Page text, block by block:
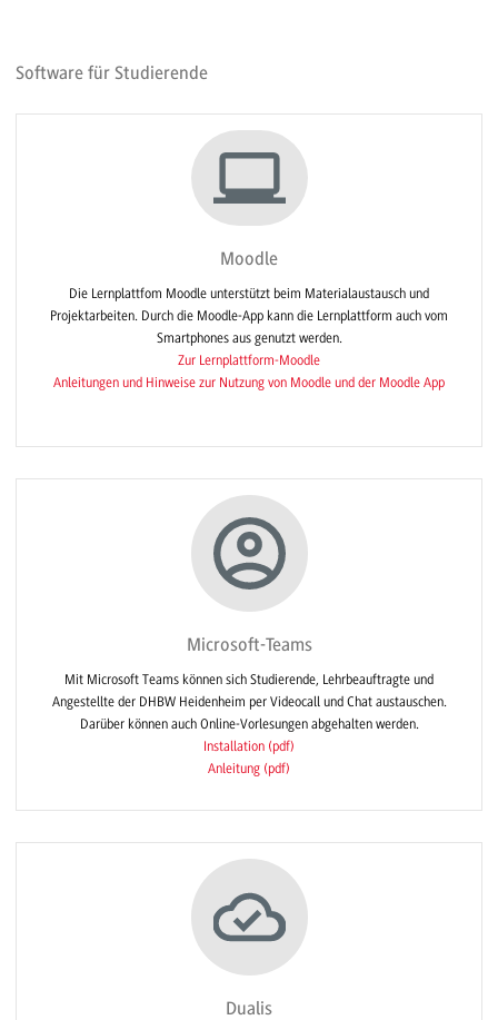
Software für Studierende
Moodle
Die Lernplattfom Moodle unterstützt beim Materialaustausch und
Projektarbeiten. Durch die Moodle-App kann die Lernplattform auch vom
Smartphones aus genutzt werden.
Zur Lernplattform-Moodle
Anleitungen und Hinweise zur Nutzung von Moodle und der Moodle App
Microsoft-Teams
Mit Microsoft Teams können sich Studierende, Lehrbeauftragte und
Angestellte der DHBW Heidenheim per Videocall und Chat austauschen.
Darüber können auch Online-Vorlesungen abgehalten werden.
Installation (pdf)
Anleitung (pdf)
Dualis